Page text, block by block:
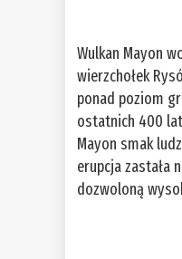
Wulkan Mayon
wierzchołek
ponad poziom
ostatnich 400
Mayon smak
erupcja zastała
dozwoloną